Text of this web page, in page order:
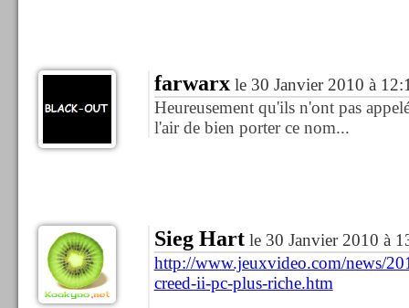
farwarxle 30 Janvier 2010 à
Heureusement qu'ils n'ont pas
l'air de bien porter ce nom...
Sieg Hartle 30 Janvier 2010 à
http://www.jeuxvideo.com/news/
creed-ii-pc-plus-riche.htm